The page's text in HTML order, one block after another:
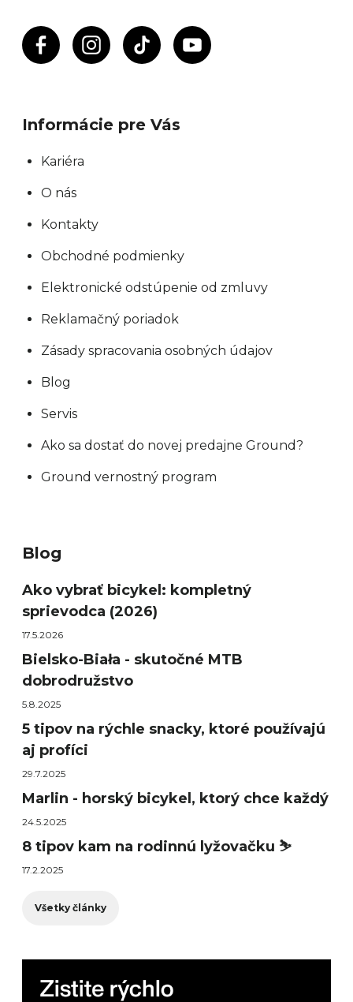
Informácie pre Vás
Kariéra
O nás
Kontakty
Obchodné podmienky
Elektronické odstúpenie od zmluvy
Reklamačný poriadok
Zásady spracovania osobných údajov
Blog
Servis
Ako sa dostať do novej predajne Ground?
Ground vernostný program
Blog
Ako vybrať bicykel: kompletný
sprievodca (2026)
17.5.2026
Bielsko-Biała - skutočné MTB
dobrodružstvo
5.8.2025
5 tipov na rýchle snacky, ktoré používajú
aj profíci
29.7.2025
Marlin - horský bicykel, ktorý chce každý
24.5.2025
8 tipov kam na rodinnú lyžovačku ⛷️
17.2.2025
Všetky články